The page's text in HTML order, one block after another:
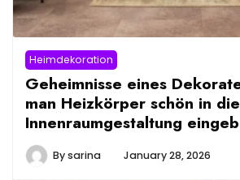
Heimdekoration
Geheimnisse eines
man Heizkörper schön in die
Innenraumgestaltung
Bysarina January 28, 2026